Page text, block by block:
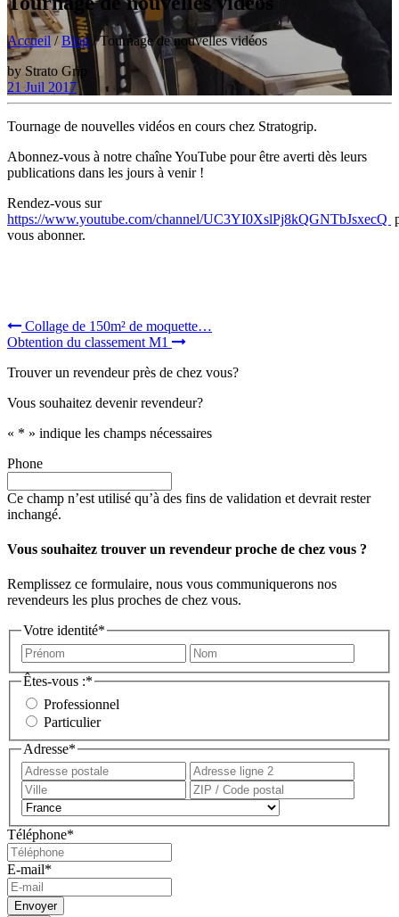
Accueil /Blog/Tournage de nouvelles vidéos
by Strato Grip
21 Juil 2017
Tournage de nouvelles vidéos en cours chez Stratogrip.
Abonnez-vous à notre chaîne YouTube pour être averti dès leurs
publications dans les jours à venir !
Rendez-vous sur
https://www.youtube.com/channel/UC3YI0XslPj8kQGNTbJsxecQ
vous abonner.
Navigation
de
l’article
Collage de 150m² de moquette…
Obtention du classement M1
Trouver un revendeur près de chez vous?
Vous souhaitez devenir revendeur?
« * » indique les champs nécessaires
Phone
Ce champ n’est utilisé qu’à des fins de validation et devrait rester
inchangé.
Vous souhaitez trouver un revendeur proche de chez vous ?
Remplissez ce formulaire, nous vous communiquerons nos
revendeurs les plus proches de chez vous.
Votre identité*
Prénom
Êtes-vous :*
Professionnel
Particulier
Adresse*
Adresse
postale
Ville
Téléphone*
E-mail*
Envoyer